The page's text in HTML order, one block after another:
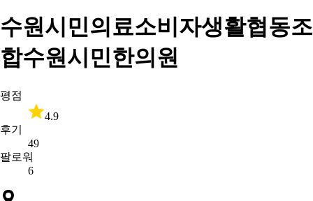
수원시민의료소비자생활협동조
합수원시민한의원
평점
4.9
후기
49
팔로워
6